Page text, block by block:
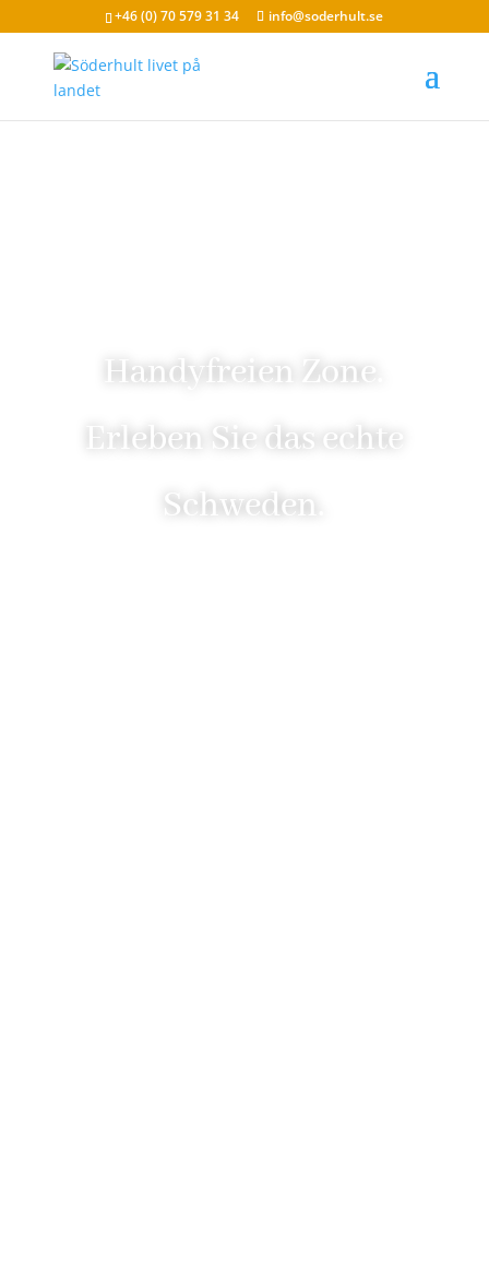
+46 (0) 70 579 31 34 info@soderhult.se
Handyfreien Zone.
Erleben Sie das echte
Schweden.